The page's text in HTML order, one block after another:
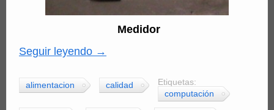
Medidor
Seguir leyendo →
Etiquetas:
alimentacion
calidad
computación